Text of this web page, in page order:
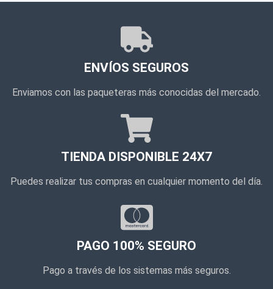
ENVÍOS SEGUROS
Enviamos con las paqueteras más conocidas del mercado.
TIENDA DISPONIBLE 24X7
Puedes realizar tus compras en cualquier momento del día.
PAGO 100% SEGURO
Pago a través de los sistemas más seguros.